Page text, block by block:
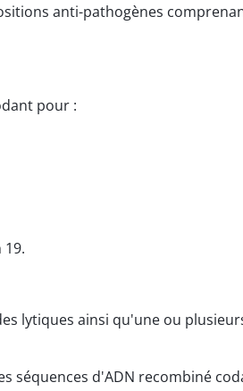
anti-pathogènes
pour :
lytiques ainsi qu'une ou
d'ADN recombiné